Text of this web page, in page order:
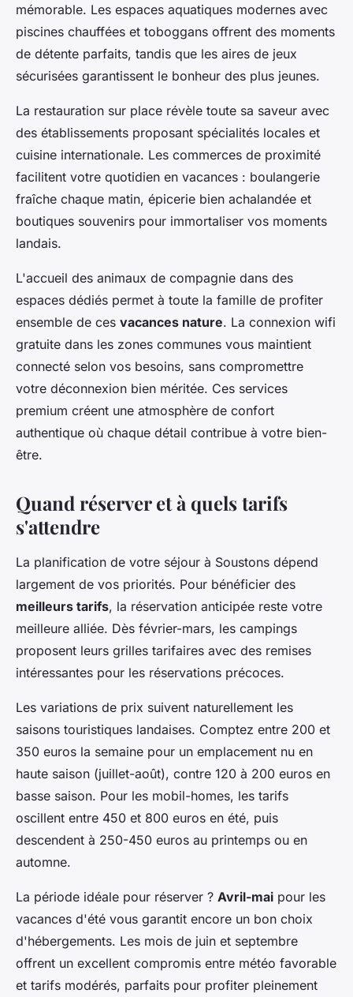
mémorable. Les espaces aquatiques modernes avec
piscines chauffées et toboggans offrent des moments
de détente parfaits, tandis que les aires de jeux
sécurisées garantissent le bonheur des plus jeunes.
La restauration sur place révèle toute sa saveur avec
des établissements proposant spécialités locales et
cuisine internationale. Les commerces de proximité
facilitent votre quotidien en vacances : boulangerie
fraîche chaque matin, épicerie bien achalandée et
boutiques souvenirs pour immortaliser vos moments
landais.
L'accueil des animaux de compagnie dans des
espaces dédiés permet à toute la famille de profiter
ensemble de ces vacances nature. La connexion wifi
gratuite dans les zones communes vous maintient
connecté selon vos besoins, sans compromettre
votre déconnexion bien méritée. Ces services
premium créent une atmosphère de confort
authentique où chaque détail contribue à votre bien-
être.
Quand réserver et à quels tarifs
s'attendre
La planification de votre séjour à Soustons dépend
largement de vos priorités. Pour bénéficier des
meilleurs tarifs, la réservation anticipée reste votre
meilleure alliée. Dès février-mars, les campings
proposent leurs grilles tarifaires avec des remises
intéressantes pour les réservations précoces.
Les variations de prix suivent naturellement les
saisons touristiques landaises. Comptez entre 200 et
350 euros la semaine pour un emplacement nu en
haute saison (juillet-août), contre 120 à 200 euros en
basse saison. Pour les mobil-homes, les tarifs
oscillent entre 450 et 800 euros en été, puis
descendent à 250-450 euros au printemps ou en
automne.
La période idéale pour réserver ? Avril-mai pour les
vacances d'été vous garantit encore un bon choix
d'hébergements. Les mois de juin et septembre
offrent un excellent compromis entre météo favorable
et tarifs modérés, parfaits pour profiter pleinement